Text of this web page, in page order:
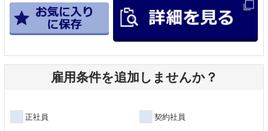
雇用条件を追加しませんか？
正社員 契約社員